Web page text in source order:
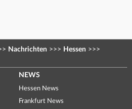
Nachrichten >>> Hessen >>>
NEWS
Hessen News
Frankfurt News